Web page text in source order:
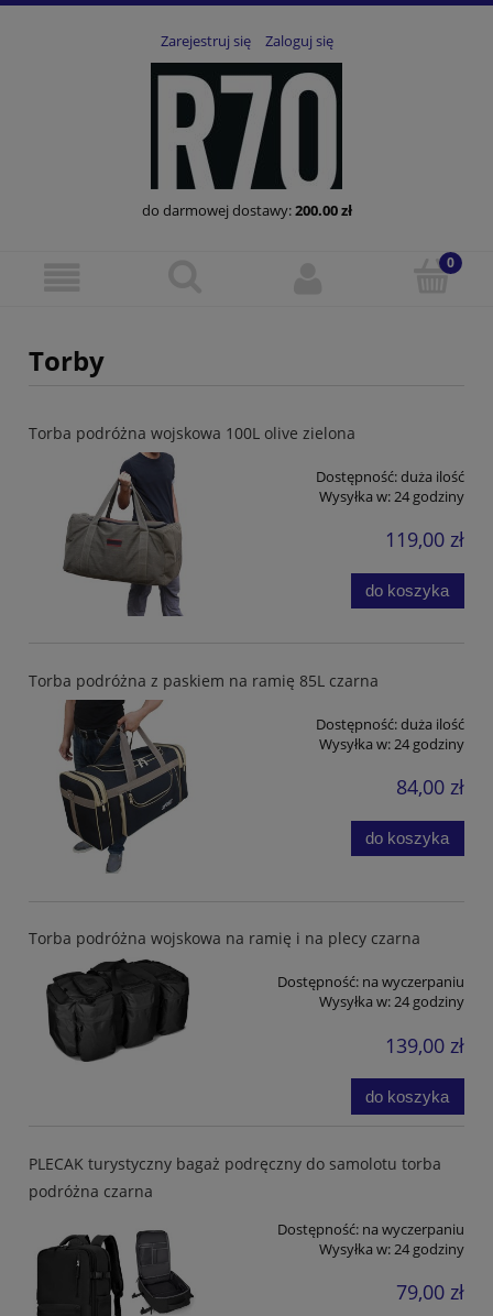
Zarejestruj się Zaloguj się
do darmowej dostawy:200.00zł
Torby
Torba podróżna wojskowa 100L olive zielona
Dostępność:duża ilość
Wysyłka w:24 godziny
119,00 zł
do koszyka
Torba podróżna z paskiem na ramię 85L czarna
Dostępność:duża ilość
Wysyłka w:24 godziny
84,00 zł
do koszyka
Torba podróżna wojskowa na ramię i na plecy czarna
Dostępność: na wyczerpaniu
Wysyłka w:24 godziny
139,00 zł
do koszyka
PLECAK turystyczny bagaż podręczny do samolotu torba
podróżna czarna
Dostępność: na wyczerpaniu
Wysyłka w:24 godziny
79,00 zł